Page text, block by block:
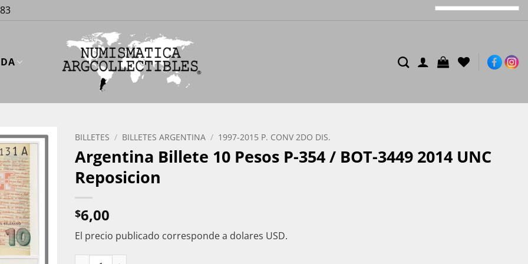
BILLETES / BILLETES ARGENTINA / 1997-2015 P. CONV 2DO DIS.
Argentina Billete 10 Pesos P-354 / BOT-3449 2014 UNC
Reposicion
$6,00
El precio publicado corresponde a dolares USD.